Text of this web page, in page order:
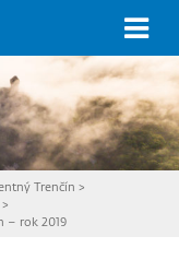
Trenčín >
>
– rok 2019